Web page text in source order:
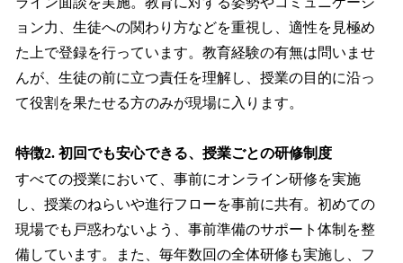
ョン力、生徒への関わり方などを重視し、適性を見極め
た上で登録を行っています。教育経験の有無は問いませ
んが、生徒の前に立つ責任を理解し、授業の目的に沿っ
て役割を果たせる方のみが現場に入ります。
特徴2. 初回でも安心できる、授業ごとの研修制度
すべての授業において、事前にオンライン研修を実施
し、授業のねらいや進行フローを事前に共有。初めての
現場でも戸惑わないよう、事前準備のサポート体制を整
備しています。また、毎年数回の全体研修も実施し、フ